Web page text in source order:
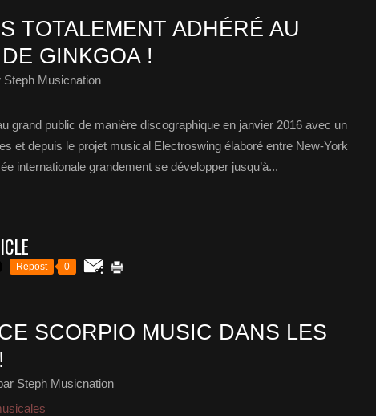
TOTALEMENT ADHÉRÉ AU
GINKGOA !
Steph Musicnation
grand public de manière discographique en janvier 2016 avec un
et depuis le projet musical Electroswing élaboré entre New-York
internationale grandement se développer jusqu’à...
Repost 0
SCORPIO MUSIC DANS LES
Steph Musicnation